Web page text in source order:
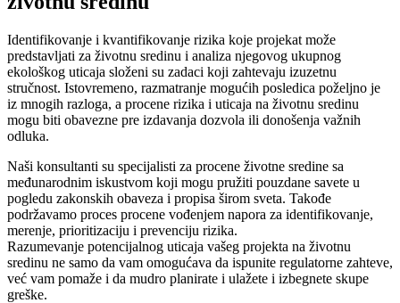
Identifikovanje i kvantifikovanje rizika koje projekat može
predstavljati za životnu sredinu i analiza njegovog ukupnog
ekološkog uticaja složeni su zadaci koji zahtevaju izuzetnu
stručnost. Istovremeno, razmatranje mogućih posledica poželjno je
iz mnogih razloga, a procene rizika i uticaja na životnu sredinu
mogu biti obavezne pre izdavanja dozvola ili donošenja važnih
odluka.
Naši konsultanti su specijalisti za procene životne sredine sa
međunarodnim iskustvom koji mogu pružiti pouzdane savete u
pogledu zakonskih obaveza i propisa širom sveta. Takođe
podržavamo proces procene vođenjem napora za identifikovanje,
merenje, prioritizaciju i prevenciju rizika.
Razumevanje potencijalnog uticaja vašeg projekta na životnu
sredinu ne samo da vam omogućava da ispunite regulatorne zahteve,
već vam pomaže i da mudro planirate i ulažete i izbegnete skupe
greške.